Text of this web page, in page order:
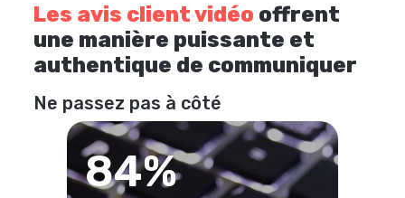
Les avis client vidéo offrent
une manière puissante et
authentique de communiquer
Ne passez pas à côté
84%